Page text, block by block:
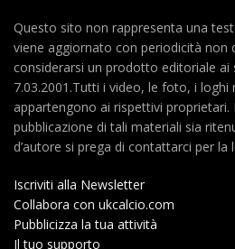
Questo sito non rappresenta una
viene aggiornato con periodicità non
considerarsi un prodotto editoriale ai
7.03.2001.Tutti i video, le foto, i
appartengono ai rispettivi proprietari.
pubblicazione di tali materiali sia
d’autore si prega di contattarci per
Iscriviti alla Newsletter
Collabora con ukcalcio.com
Pubblicizza la tua attività
Il tuo supporto